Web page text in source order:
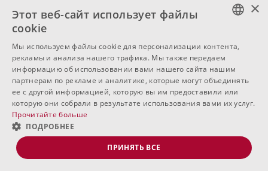
ENGLISH
RUSSIAN
×
Этот веб-сайт использует файлы
cookie
Мы используем файлы cookie для персонализации контента,
рекламы и анализа нашего трафика. Мы также передаем
информацию об использовании вами нашего сайта нашим
партнерам по рекламе и аналитике, которые могут объединять
ее с другой информацией, которую вы им предоставили или
которую они собрали в результате использования вами их услуг.
Прочитайте больше
ПОДРОБНЕЕ
ПРИНЯТЬ ВСЕ